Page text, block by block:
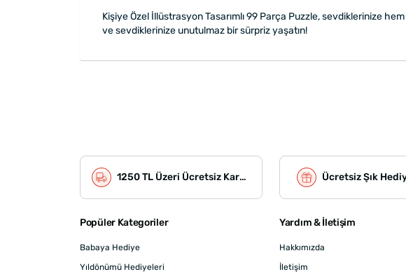
Kişiye Özel İllüstrasyon Tasarımlı 99 Parça Puzzle, sevdiklerinize
ve sevdiklerinize unutulmaz bir sürpriz yaşatın!
1250 TL Üzeri Ücretsiz Kargo Ücretsiz Şık
Popüler Kategoriler
Babaya Hediye
Yıldönümü Hediyeleri
Yardım & İletişim
Hakkımızda
İletişim